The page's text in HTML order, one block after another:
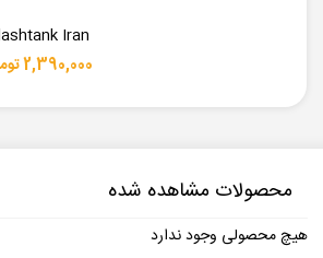
Flashtank Iran
2,390,000 تومان
محصولات مشاهده شده
هیچ محصولی وجود ندارد